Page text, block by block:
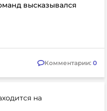
высказывался
Комментарии: 0
на